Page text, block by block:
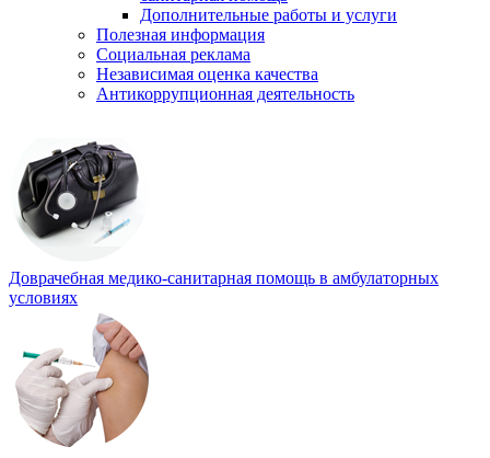
Дополнительные работы и услуги
Полезная информация
Социальная реклама
Независимая оценка качества
Антикоррупционная деятельность
Доврачебная медико-санитарная помощь в амбулаторных
условиях